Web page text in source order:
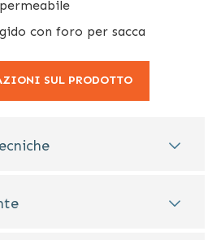
con foro per sacca
SUL PRODOTTO